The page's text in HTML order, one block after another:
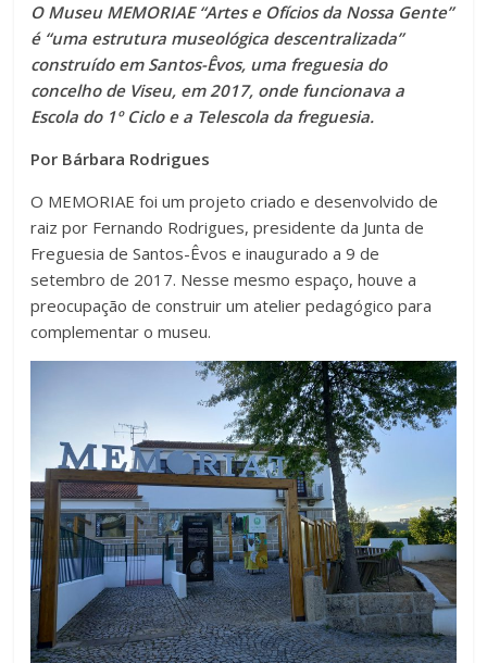
O Museu MEMORIAE “Artes e Ofícios da Nossa Gente”
é “uma estrutura museológica descentralizada”
construído em Santos-Êvos, uma freguesia do
concelho de Viseu, em 2017, onde funcionava a
Escola do 1º Ciclo e a Telescola da freguesia.
Por Bárbara Rodrigues
O MEMORIAE foi um projeto criado e desenvolvido de
raiz por Fernando Rodrigues, presidente da Junta de
Freguesia de Santos-Êvos e inaugurado a 9 de
setembro de 2017. Nesse mesmo espaço, houve a
preocupação de construir um atelier pedagógico para
complementar o museu.